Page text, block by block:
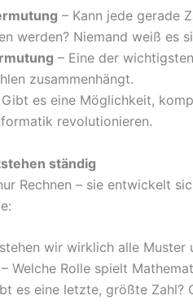
– Kann jede gerade
werden? Niemand weiß es
– Eine der
zusammenhängt.
es eine Möglichkeit,
revolutionieren.
ständig
Rechnen – sie entwickelt
wir wirklich alle Muster
– Welche Rolle spielt
es eine letzte, größte Zahl?